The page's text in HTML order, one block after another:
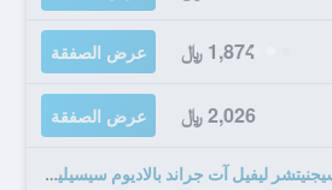
1,874 ﷼ عرض الصفقة
2,026 ﷼ عرض الصفقة
10 صفقات إضافية لـ ذا سيجنيتشر ليفيل آت جراند بالاديوم سيسيليا ريزورت آند سبا